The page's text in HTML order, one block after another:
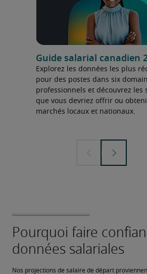
Guide salarial canadien
Explorez les données les plus
pour des postes dans six
professionnels et découvrez les
que vous devriez offrir ou
marchés locaux et nationaux.
Nos projections de salaire de départ